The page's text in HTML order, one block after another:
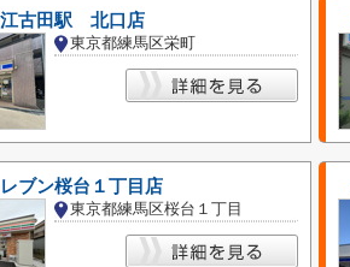
江古田駅 北口店
東京都練馬区栄町
ブン桜台１丁目店
東京都練馬区桜台１丁目